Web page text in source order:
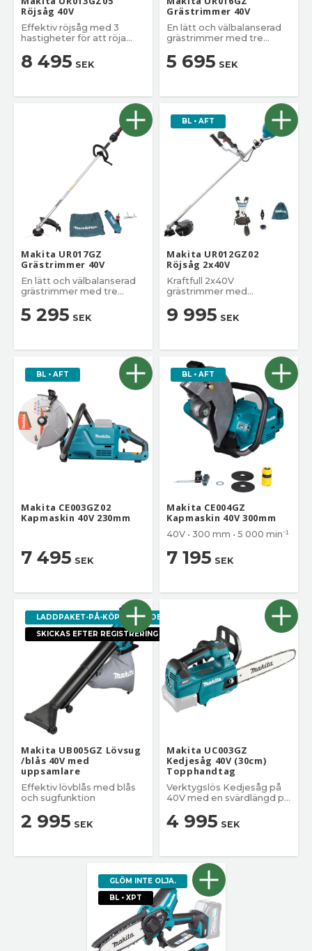
Röjsåg 40V
Effektiv röjsåg med 3
hastigheter för att röja
8 495 SEK
Grästrimmer 40V
En lätt och välbalanserad
grästrimmer med tre
5 695 SEK
Makita UR017GZ
Grästrimmer 40V
En lätt och välbalanserad
grästrimmer med tre
5 295 SEK
Makita UR012GZ02
Röjsåg 2x40V
Kraftfull 2x40V
grästrimmer med
9 995 SEK
BL • AFT
Makita CE003GZ02
Kapmaskin 40V 230mm
7 495 SEK
BL • AFT
Makita CE004GZ
Kapmaskin 40V 300mm
40V • 300 mm • 5 000 min⁻¹
7 195 SEK
BL • AFT
Makita UB005GZ Lövsug
/blås 40V med
uppsamlare
Effektiv lövblås med blås
och sugfunktion
2 995 SEK
LADDPAKET-PÅ-KÖPET, VÄRDE 1395
SKICKAS EFTER REGISTRERING
Makita UC003GZ
Kedjesåg 40V (30cm)
Topphandtag
Verktygslös Kedjesåg på
40V med en svärdlängd på
4 995 SEK
GLÖM INTE OLJA.
BL • XPT